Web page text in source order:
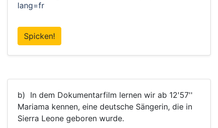
lang=fr
Spicken!
b) In dem Dokumentarfilm lernen wir ab 12'57''
Mariama kennen, eine deutsche Sängerin, die in
Sierra Leone geboren wurde.